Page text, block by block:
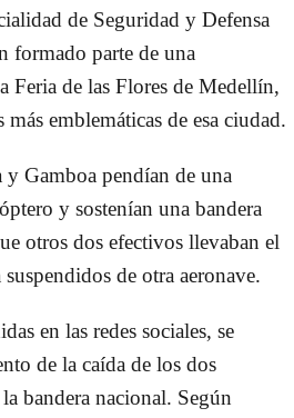
de Seguridad y Defensa
formado parte de una
Feria de las Flores de Medellín,
más emblemáticas de esa ciudad.
Gamboa pendían de una
y sostenían una bandera
otros dos efectivos llevaban el
de otra aeronave.
en las redes sociales, se
de la caída de los dos
bandera nacional. Según